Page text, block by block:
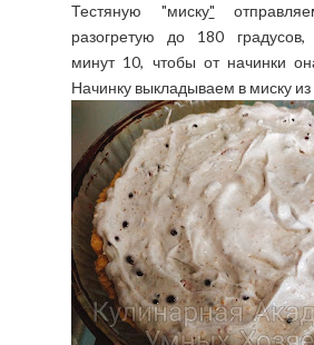
Тестяную "миску"
разогретую до 180
минут 10, чтобы от начинки
Начинку выкладываем в миску из